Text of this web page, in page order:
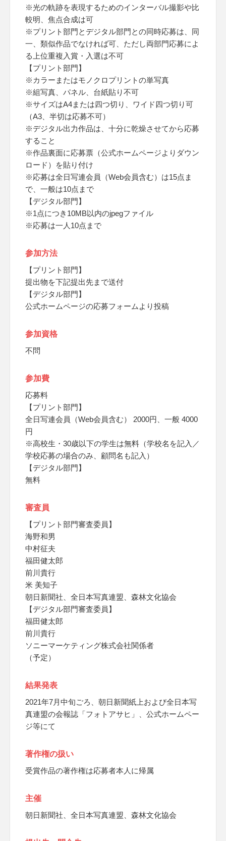
※光の軌跡を表現するためのインターバル撮影や比
較明、焦点合成は可
※プリント部門とデジタル部門との同時応募は、同
一、類似作品でなければ可、ただし両部門応募によ
る上位重複入賞・入選は不可
【プリント部門】
※カラーまたはモノクロプリントの単写真
※組写真、パネル、台紙貼り不可
※サイズはA4または四つ切り、ワイド四つ切り可
（A3、半切は応募不可）
※デジタル出力作品は、十分に乾燥させてから応募
すること
※作品裏面に応募票（公式ホームページよりダウン
ロード）を貼り付け
※応募は全日写連会員（Web会員含む）は15点ま
で、一般は10点まで
【デジタル部門】
※1点につき10MB以内のjpegファイル
※応募は一人10点まで
参加方法
【プリント部門】
提出物を下記提出先まで送付
【デジタル部門】
公式ホームページの応募フォームより投稿
参加資格
不問
参加費
応募料
【プリント部門】
全日写連会員（Web会員含む） 2000円、一般 4000
円
※高校生・30歳以下の学生は無料（学校名を記入／
学校応募の場合のみ、顧問名も記入）
【デジタル部門】
無料
審査員
【プリント部門審査委員】
海野和男
中村征夫
福田健太郎
前川貴行
米 美知子
朝日新聞社、全日本写真連盟、森林文化協会
【デジタル部門審査委員】
福田健太郎
前川貴行
ソニーマーケティング株式会社関係者
（予定）
結果発表
2021年7月中旬ごろ、朝日新聞紙上および全日本写
真連盟の会報誌「フォトアサヒ」、公式ホームペー
ジ等にて
著作権の扱い
受賞作品の著作権は応募者本人に帰属
主催
朝日新聞社、全日本写真連盟、森林文化協会